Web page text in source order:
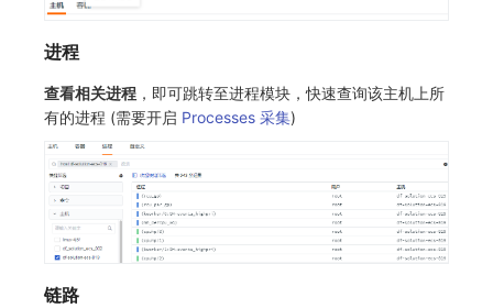
进程
查看相关进程 ，即可跳转至进程模块，快速查询该主机上所
有的进程 (需要开启 Processes 采集)
链路